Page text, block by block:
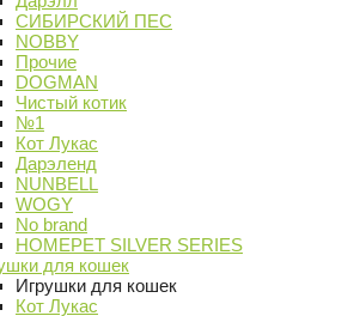
СИБИРСКИЙ ПЕС
NOBBY
Прочие
DOGMAN
Чистый котик
№1
Кот Лукас
Дарэленд
NUNBELL
WOGY
No brand
HOMEPET SILVER SERIES
для кошек
Игрушки для кошек
Кот Лукас